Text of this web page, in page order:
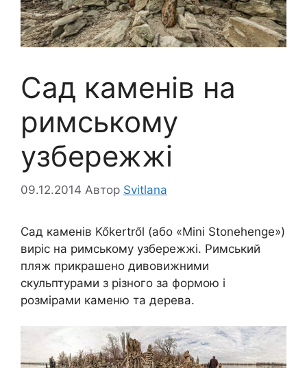
Сад каменів на
римському
узбережжі
09.12.2014 Автор Svitlana
Сад каменів Kőkertről (або «Mini Stonehenge»)
виріс на римському узбережжі. Римський
пляж прикрашено дивовижними
скульптурами з різного за формою і
розмірами каменю та дерева.